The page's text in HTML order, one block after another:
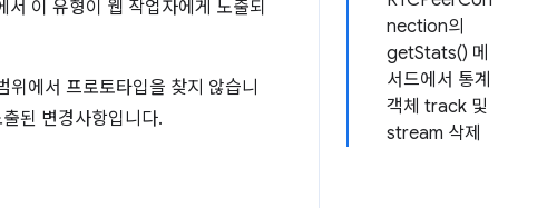
nection의
getStats() 메
서드에서 통계
객체 track 및
stream 삭제
이 유형이 웹 작업자에게 노출되
에서 프로토타입을 찾지 않습니
된 변경사항입니다.